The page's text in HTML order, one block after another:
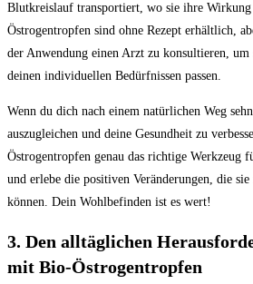
Blutkreislauf ​transportiert, wo sie ‌ihre
Östrogentropfen ⁢sind ohne Rezept ⁤erhältlich,
der Anwendung einen Arzt zu‌ konsultieren, um
deinen individuellen Bedürfnissen passen.
Wenn du dich nach einem natürlichen Weg
auszugleichen und ⁤deine Gesundheit⁤ zu
Östrogentropfen genau​ das⁢ richtige ​Werkzeug
und erlebe​ die​ positiven​ Veränderungen, die
können.⁤ Dein Wohlbefinden ist es wert!
3. Den ​alltäglichen
mit Bio-Östrogentropfen